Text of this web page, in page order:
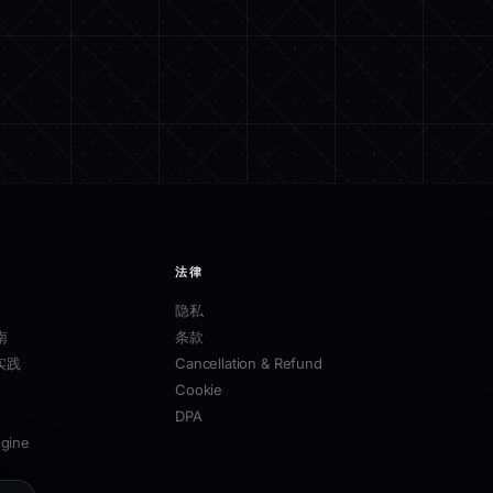
践
法律
隐私
条款
Cancellation & Refund
Cookie
DPA